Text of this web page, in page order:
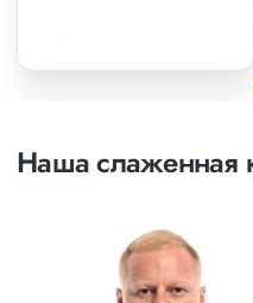
Наша слаженная